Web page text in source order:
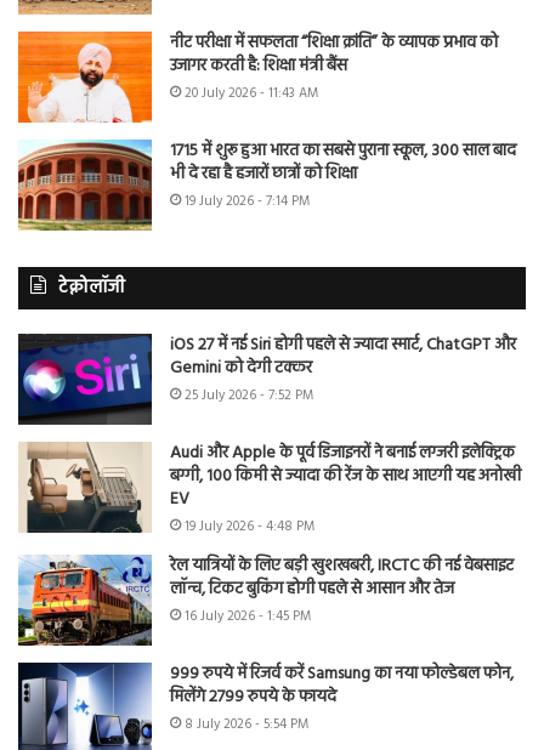
नीट परीक्षा में सफलता “शिक्षा क्रांति” के व्यापक प्रभाव को
उजागर करती है: शिक्षा मंत्री बैंस
20 July 2026 - 11:43 AM
1715 में शुरू हुआ भारत का सबसे पुराना स्कूल, 300 साल बाद
भी दे रहा है हजारों छात्रों को शिक्षा
19 July 2026 - 7:14 PM
टेक्नोलॉजी
iOS 27 में नई Siri होगी पहले से ज्यादा स्मार्ट, ChatGPT और
Gemini को देगी टक्कर
25 July 2026 - 7:52 PM
Audi और Apple के पूर्व डिजाइनरों ने बनाई लग्जरी इलेक्ट्रिक
बग्गी, 100 किमी से ज्यादा की रेंज के साथ आएगी यह अनोखी
EV
19 July 2026 - 4:48 PM
रेल यात्रियों के लिए बड़ी खुशखबरी, IRCTC की नई वेबसाइट
लॉन्च, टिकट बुकिंग होगी पहले से आसान और तेज
16 July 2026 - 1:45 PM
999 रुपये में रिजर्व करें Samsung का नया फोल्डेबल फोन,
मिलेंगे 2799 रुपये के फायदे
8 July 2026 - 5:54 PM